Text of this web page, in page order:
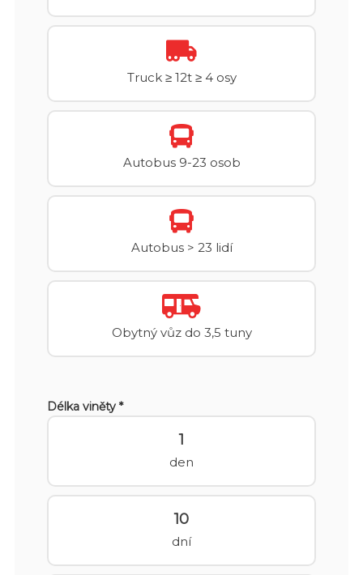
Truck ≥ 12t ≥ 4 osy
Autobus 9-23 osob
Autobus > 23 lidí
Obytný vůz do 3,5 tuny
Délka viněty *
1
den
10
dní